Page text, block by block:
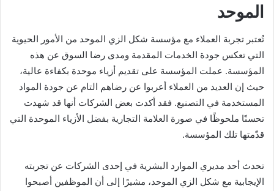
الموحد
تُعتبر تجربة العملاء مع مؤسسة شكل الزي الموحد من الأمور الحيوية
التي تعكس جودة الخدمات المقدمة ومدى رضا السوق عن هذه
المؤسسة. عملت المؤسسة على تقديم أزياء موحدة بكفاءة عالية،
حيث إن العديد من العملاء أعربوا عن رضاهم التام عن جودة المواد
المستخدمة في التصنيع. فقد أكدت بعض الشركات أنها قد شهدت
تحسنًا ملحوظًا في صورة العلامة التجارية بفضل الأزياء الموحدة التي
قدّمتها تلك المؤسسة.
تحدث أحد مديري الموارد البشرية في إحدى الشركات عن تجربته
الإيجابية مع شكل الزي الموحد، مشيرًا إلى أن الموظفين أصبحوا